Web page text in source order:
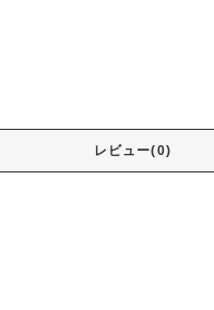
レビュー(0)